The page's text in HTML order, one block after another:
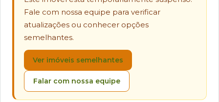
Fale com nossa equipe para verificar
atualizações ou conhecer opções
semelhantes.
Ver imóveis semelhantes
Falar com nossa equipe